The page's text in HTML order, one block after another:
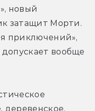
новый
затащит Морти.
приключений»,
вообще
деревенское,